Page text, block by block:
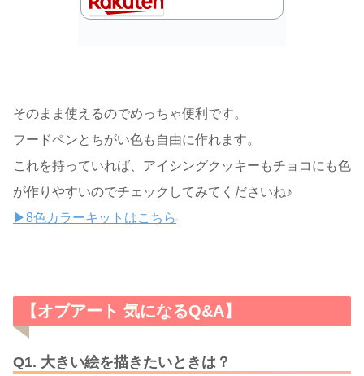
そのまま使えるのでめっちゃ便利です。
フードペンとちがい色も自由に作れます。
これを持っていれば、アイシングクッキーもチョコにも色
が作りやすいのでチェックしてみてくださいね♪
▶8色カラーキットはこちら
【オブアート 気になるQ&A】
Q1. 大きい絵を描きたいときは？